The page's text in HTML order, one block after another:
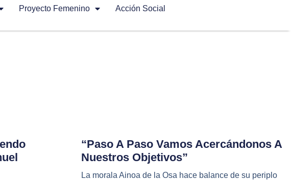
Proyecto Femenino
Acción Social
“Paso A Paso Vamos Acercándonos A
Nuestros Objetivos”
La morala Ainoa de la Osa hace balance de su periplo